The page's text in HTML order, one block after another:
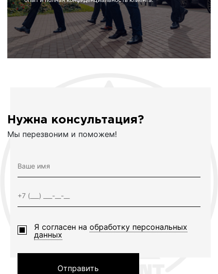
Нужна консультация?
Мы перезвоним и поможем!
Я согласен на обработку персональных
данных
Отправить